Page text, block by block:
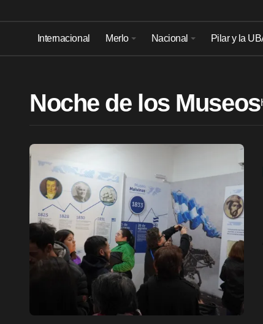
Internacional Merlo Nacional Pilar y la
Noche de los Museos